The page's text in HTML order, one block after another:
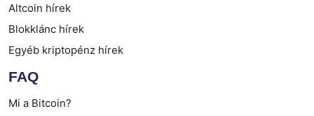
Altcoin hírek
Blokklánc hírek
Egyéb kriptopénz hírek
FAQ
Mi a Bitcoin?